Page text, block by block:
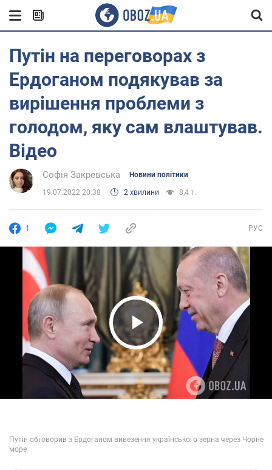
Путін на переговорах з
Ердоганом подякував за
вирішення проблеми з
голодом, яку сам влаштував.
Відео
Софія Закревська Новини політики
19.07.2022 20:38 2 хвилини 8,4 т.
1 РУС
Play Video